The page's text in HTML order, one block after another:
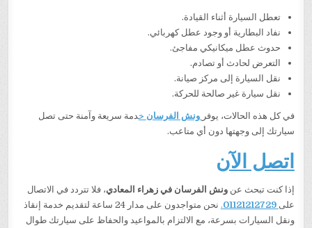
تعطل السيارة أثناء القيادة.
نفاد البطارية أو وجود عطل كهربائي.
حدوث عطل ميكانيكي مفاجئ.
التعرض لحادث أو تصادم.
نقل السيارة إلى مركز صيانة.
نقل سيارة غير صالحة للحركة.
في كل هذه الحالات، يوفر ونش الفرسان خدمة سريعة وآمنة حتى تصل
سيارتك إلى وجهتها دون أي متاعب.
اتصل الآن
إذا كنت تبحث عنونش الفرسان في زهراء المعادي، فلا تتردد في الاتصال
على 01121212729
.
نحن متواجدون على مدار 24 ساعة لتقديم خدمة إنقاذ
ونقل السيارات بسرعة، مع الالتزام بالمواعيد والحفاظ على سيارتك طوال